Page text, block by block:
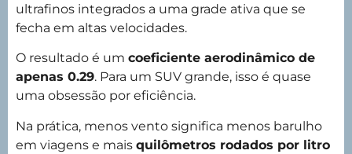
ultrafinos integrados a uma grade ativa que se
fecha em altas velocidades.
O resultado é um coeficiente aerodinâmico de
apenas 0.29. Para um SUV grande, isso é quase
uma obsessão por eficiência.
Na prática, menos vento significa menos barulho
em viagens e mais quilômetros rodados por litro